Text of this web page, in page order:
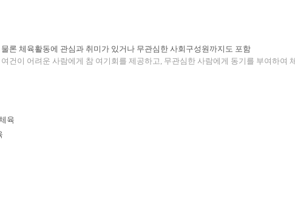
론 체육활동에 관심과 취미가 있거나 무관심한 사회구성원까지도 포함
건이 어려운 사람에게 참 여기회를 제공하고, 무관심한 사람에게 동기를 부여하여
육